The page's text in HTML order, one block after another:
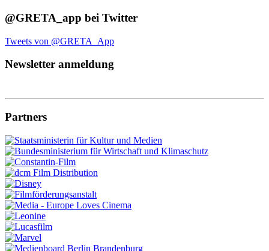
@GRETA_app bei Twitter
Tweets von @GRETA_App
Newsletter anmeldung
Partners